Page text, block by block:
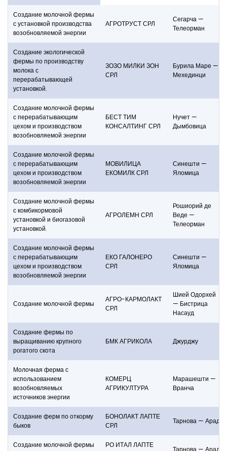
Создание молочной фермы
с установкой производства
возобновляемой энергии
АГРОТРУСТ СРЛ
Сегарча —
Телеорман
Создание экологической
фермы по производству
молока с
перерабатывающей
установкой.
ЗОЗО МИЛКИ ЗОН
СРЛ
Бурила Маре —
Мехединци
Создание молочной фермы
с перерабатывающим
цехом и производством
возобновляемой энергии
БЕСТ ТИМ
КОНСАЛТИНГ СРЛ
Нучет —
Дымбовица
Создание молочной фермы
с перерабатывающим
цехом и производством
возобновляемой энергии
МОВИЛИЦА
ЕКОМИЛК СРЛ
Синешти —
Яломица
Создание молочной фермы
с комбикормовой
установкой и биогазовой
установкой.
АГРОЛЕМН СРЛ
Рошиорий де
Веде —
Телеорман
Создание молочной фермы
с перерабатывающим
цехом и производством
возобновляемой энергии
ЕКО ГАЛОНЕРО
СРЛ
Синешти —
Яломица
Создание молочной фермы
АГРО-КАРМОЛАКТ
СРЛ
Шией Одорхей
— Бистрица
Насауд
Создание фермы по
выращиванию крупного
рогатого скота
БМК АГРИКОЛА Джурджу
Молочная ферма с
использованием
возобновляемых
источников энергии
КОМЕРЦ
АГРИКУЛТУРА
Марашешти —
Вранча
Создание ферм по откорму
быков
БОНОЛАКТ ЛАПТЕ
СРЛ
Тарнова — Арад
Создание молочной фермы
РО ИТАЛ ЛАПТЕ
Тарнова — Арад